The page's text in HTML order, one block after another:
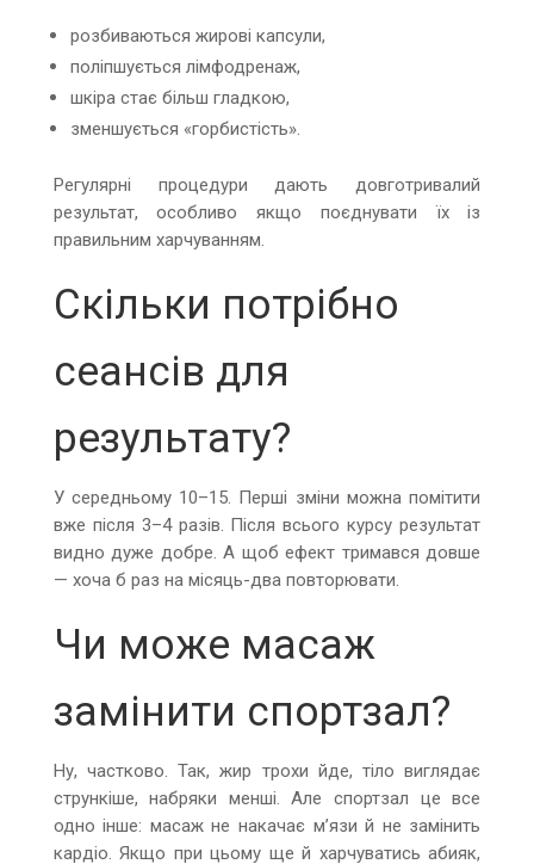
розбиваються жирові капсули,
поліпшується лімфодренаж,
шкіра стає більш гладкою,
зменшується «горбистість».
Регулярні процедури дають довготривалий
результат, особливо якщо поєднувати їх із
правильним харчуванням.
Скільки потрібно
сеансів для
результату?
У середньому 10–15. Перші зміни можна помітити
вже після 3–4 разів. Після всього курсу результат
видно дуже добре. А щоб ефект тримався довше
— хоча б раз на місяць-два повторювати.
Чи може масаж
замінити спортзал?
Ну, частково. Так, жир трохи йде, тіло виглядає
стрункіше, набряки менші. Але спортзал це все
одно інше: масаж не накачає м’язи й не замінить
кардіо. Якщо при цьому ще й харчуватись абияк,